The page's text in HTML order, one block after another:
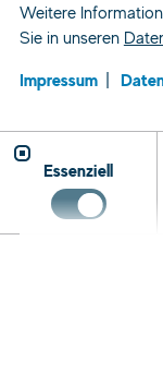
Zeitarbeit und
Weitere
Sie in unseren
Impressum
Essenziell